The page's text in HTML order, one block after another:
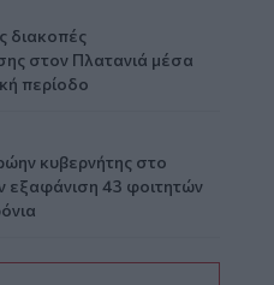
διακοπές
στον Πλατανιά μέσα
περίοδο
κυβερνήτης στο
εξαφάνιση 43 φοιτητών